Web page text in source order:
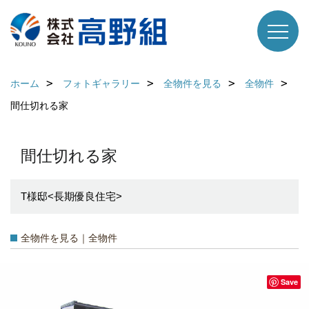
ホーム フォトギャラリー 全物件を見る
全物件
間仕切れる家
間仕切れる家
T様邸<長期優良住宅>
全物件を見る｜全物件
Save